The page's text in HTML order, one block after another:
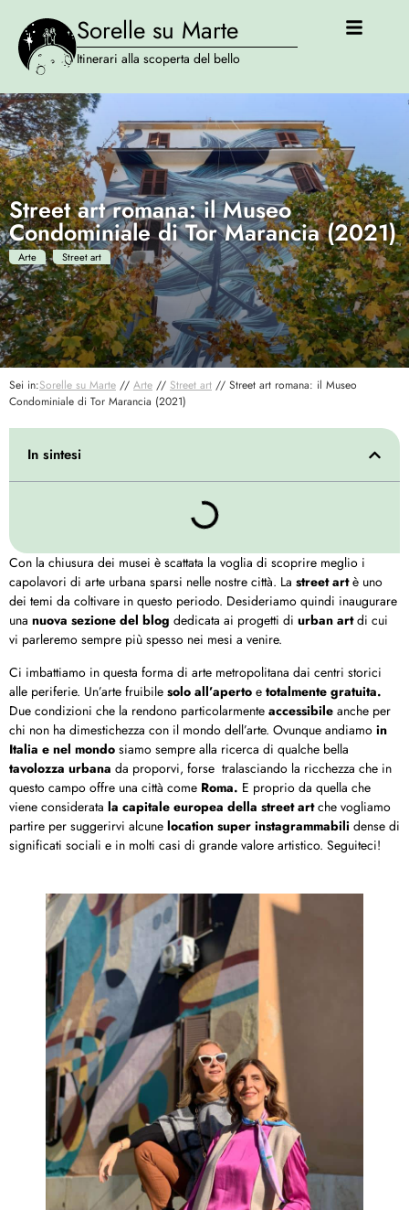
Sorelle su Marte
Itinerari alla scoperta del bello
Street art romana: il Museo
Condominiale di Tor Marancia (2021)
Arte Street art
Sei in:Sorelle su Marte // Arte // Street art // Street art romana: il Museo
Condominiale di Tor Marancia (2021)
Con la chiusura dei musei è scattata la voglia di scoprire meglio i
capolavori di arte urbana sparsi nelle nostre città. La street artè uno
dei temi da coltivare in questo periodo. Desideriamo quindi inaugurare
una nuova sezione del blog dedicata ai progetti di urban artdi cui
vi parleremo sempre più spesso nei mesi a venire.
Ci imbattiamo in questa forma di arte metropolitana dai centri storici
alle periferie. Un’arte fruibile solo all’aperto e totalmente gratuita.
Due condizioni che la rendono particolarmente accessibile anche per
chi non ha dimestichezza con il mondo dell’arte. Ovunque andiamo in
Italia e nel mondo siamo sempre alla ricerca di qualche bella
tavolozza urbana da proporvi, forse tralasciando la ricchezza che in
questo campo offre una città come Roma. E proprio da quella che
viene considerata la capitale europea della street artche vogliamo
partire per suggerirvi alcune location super instagrammabili dense di
significati sociali e in molti casi di grande valore artistico. Seguiteci!
In sintesi